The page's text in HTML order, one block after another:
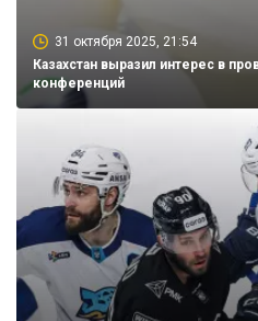
31 октября 2025, 21:54
Казахстан выразил интерес в
конференций